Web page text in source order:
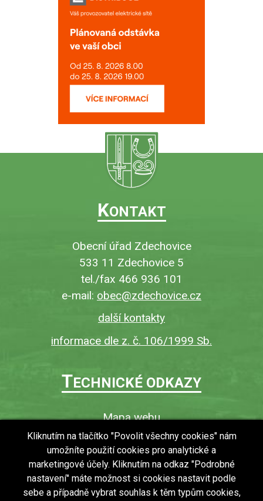
KONTAKT
Obecní úřad Zdechovice
533 11 Zdechovice 5
tel./fax 466 936 101
e-mail: obec@zdechovice.cz
další kontakty
informace dle z. č. 106/1999 Sb.
TECHNICKÉ ODKAZY
Mapa webu
O webu
Povinně zveřejňované informace
Ochrana osobních údajů (GDPR)
Vyhledávání
Kliknutím na tlačítko "Povolit všechny cookies" nám
umožníte použití cookies pro analytické a
marketingové účely. Kliknutím na odkaz "Podrobné
nastavení" máte možnost si cookies nastavit podle
sebe a případně vybrat souhlas k těm typům cookies,